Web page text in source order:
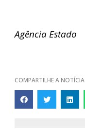
Agência Estado
COMPARTILHE A NOTÍCIA